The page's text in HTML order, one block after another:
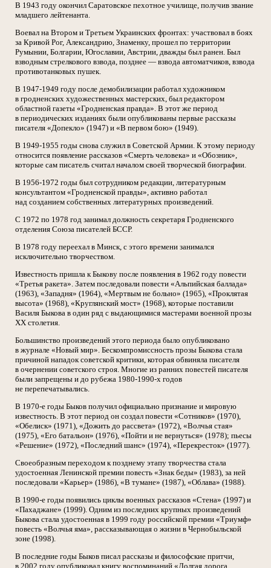
В 1943 году окончил Саратовское пехотное училище, получив звание
младшего лейтенанта.
Воевал на Втором и Третьем Украинских фронтах: участвовал в боях
за Кривой Рог, Александрию, Знаменку, прошел по территории
Румынии, Болгарии, Югославии, Австрии, дважды был ранен. Был
взводным стрелкового взвода, позднее — взвода автоматчиков, взвода
противотанковых пушек.
В 1947-1949 году после демобилизации работал художником
в гродненских художественных мастерских, был редактором
областной газеты «Гродненская правда». В этот же период
в периодических изданиях были опубликованы первые рассказы
писателя «Допекло» (1947) и «В первом бою» (1949).
В 1949-1955 годы снова служил в Советской Армии. К этому периоду
относится появление рассказов «Смерть человека» и «Обозник»,
которые сам писатель считал началом своей творческой биографии.
В 1956-1972 годы был сотрудником редакции, литературным
консультантом «Гродненской правды», активно работал
над созданием собственных литературных произведений.
С 1972 по 1978 год занимал должность секретаря Гродненского
отделения Союза писателей БССР.
В 1978 году переехал в Минск, с этого времени занимался
исключительно творчеством.
Известность пришла к Быкову после появления в 1962 году повести
«Третья ракета». Затем последовали повести «Альпийская баллада»
(1963), «Западня» (1964), «Мертвым не больно» (1965), «Проклятая
высота» (1968), «Круглянский мост» (1968), которые поставили
Василя Быкова в один ряд с выдающимися мастерами военной прозы
ХХ столетия.
Большинство произведений этого периода было опубликовано
в журнале «Новый мир». Бескомпромиссность прозы Быкова стала
причиной нападок советской критики, которая обвиняла писателя
в очернении советского строя. Многие из ранних повестей писателя
были запрещены и до рубежа 1980-1990-х годов
не перепечатывались.
В 1970-е годы Быков получил официально признание и мировую
известность. В этот период он создал повести «Сотников» (1970),
«Обелиск» (1971), «Дожить до рассвета» (1972), «Волчья стая»
(1975), «Его батальон» (1976), «Пойти и не вернуться» (1978); пьесы
«Решение» (1972), «Последний шанс» (1974), «Перекресток» (1977).
Своеобразным переходом к позднему этапу творчества стала
удостоенная Ленинской премии повесть «Знак беды» (1983), за ней
последовали «Карьер» (1986), «В тумане» (1987), «Облава» (1988).
В 1990-е годы появились циклы военных рассказов «Стена» (1997) и
«Пахаджане» (1999). Одним из последних крупных произведений
Быкова стала удостоенная в 1999 году российской премии «Триумф»
повесть «Волчья яма», рассказывающая о жизни в Чернобыльской
зоне (1998).
В последние годы Быков писал рассказы и философские притчи,
в 2002 году опубликовал книгу воспоминаний «Долгая дорога